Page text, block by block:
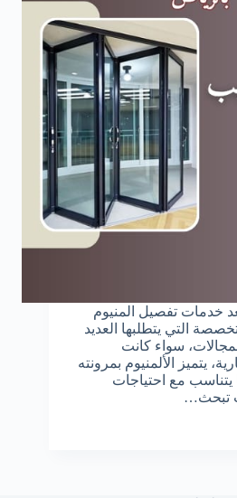
خدمات تفصيل المنيوم
التي يتطلبها العديد
سواء كانت
يتميز الألمنيوم بمرونته
يتناسب مع احتياجات
تبحث…